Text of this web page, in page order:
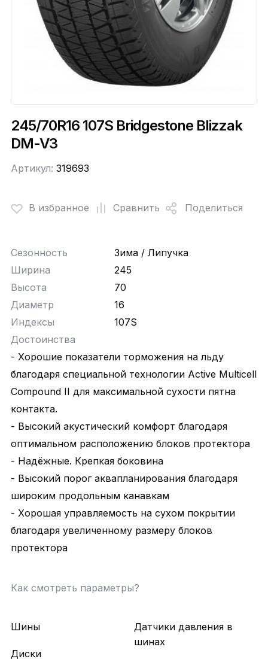
245/70R16 107S Bridgestone Blizzak
DM-V3
Артикул: 319693
В избранное Сравнить Поделиться
Сезонность
Зима / Липучка
Ширина
245
Высота
70
Диаметр
16
Индексы
107S
Достоинства
- Хорошие показатели торможения на льду
благодаря специальной технологии Active Multicell
Compound II для максимальной сухости пятна
контакта.
- Высокий акустический комфорт благодаря
оптимальном расположению блоков протектора
- Надёжные. Крепкая боковина
- Высокий порог аквапланирования благодаря
широким продольным канавкам
- Хорошая управляемость на сухом покрытии
благодаря увеличенному размеру блоков
протектора
Как смотреть параметры?
Шины
Диски
Датчики давления в
шинах